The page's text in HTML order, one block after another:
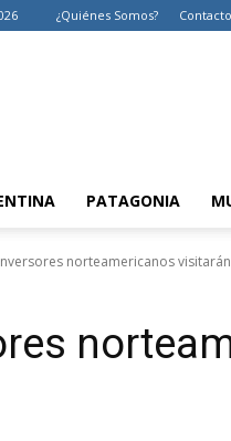
¿Quiénes Somos? Contacto
PATAGONIA
norteamericanos